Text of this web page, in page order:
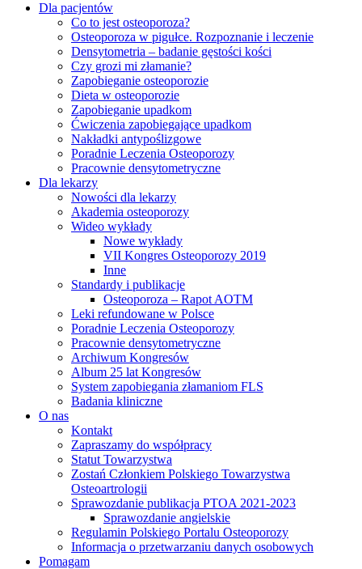
Dla pacjentów
Co to jest osteoporoza?
Osteoporoza w pigułce. Rozpoznanie i leczenie
Densytometria – badanie gęstości kości
Czy grozi mi złamanie?
Zapobieganie osteoporozie
Dieta w osteoporozie
Zapobieganie upadkom
Ćwiczenia zapobiegające upadkom
Nakładki antypoślizgowe
Poradnie Leczenia Osteoporozy
Pracownie densytometryczne
Dla lekarzy
Nowości dla lekarzy
Akademia osteoporozy
Wideo wykłady
Nowe wykłady
VII Kongres Osteoporozy 2019
Inne
Standardy i publikacje
Osteoporoza – Rapot AOTM
Leki refundowane w Polsce
Poradnie Leczenia Osteoporozy
Pracownie densytometryczne
Archiwum Kongresów
Album 25 lat Kongresów
System zapobiegania złamaniom FLS
Badania kliniczne
O nas
Kontakt
Zapraszamy do współpracy
Statut Towarzystwa
Zostań Członkiem Polskiego Towarzystwa
Osteoartrologii
Sprawozdanie publikacja PTOA 2021-2023
Sprawozdanie angielskie
Regulamin Polskiego Portalu Osteoporozy
Informacja o przetwarzaniu danych osobowych
Pomagam